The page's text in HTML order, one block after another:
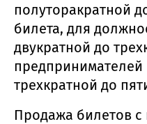
полуторакратной
билета, для
двукратной до
трехкратной до
Продажа билетов с